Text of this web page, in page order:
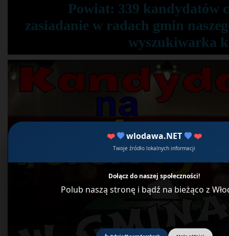
❤️ 💙wlodawa.NET 💙❤️
Twoje źródło lokalnych informacji
Dołącz do naszej społeczności!
Polub naszą stronę i bądź na bieżąco z
Powiat: 339 kandydatów
zasiadanie w radach gmin
wyszukiwarka